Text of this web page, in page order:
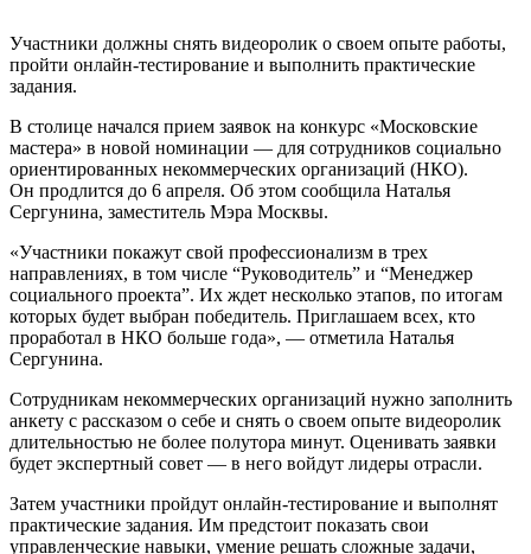
Участники должны снять видеоролик о своем опыте работы,
пройти онлайн-тестирование и выполнить практические
задания.
В столице начался прием заявок на конкурс «Московские
мастера» в новой номинации — для сотрудников социально
ориентированных некоммерческих организаций (НКО).
Он продлится до 6 апреля. Об этом сообщила Наталья
Сергунина, заместитель Мэра Москвы.
«Участники покажут свой профессионализм в трех
направлениях, в том числе “Руководитель” и “Менеджер
социального проекта”. Их ждет несколько этапов, по итогам
которых будет выбран победитель. Приглашаем всех, кто
проработал в НКО больше года», — отметила Наталья
Сергунина.
Сотрудникам некоммерческих организаций нужно заполнить
анкету с рассказом о себе и снять о своем опыте видеоролик
длительностью не более полутора минут. Оценивать заявки
будет экспертный совет — в него войдут лидеры отрасли.
Затем участники пройдут онлайн-тестирование и выполнят
практические задания. Им предстоит показать свои
управленческие навыки, умение решать сложные задачи,